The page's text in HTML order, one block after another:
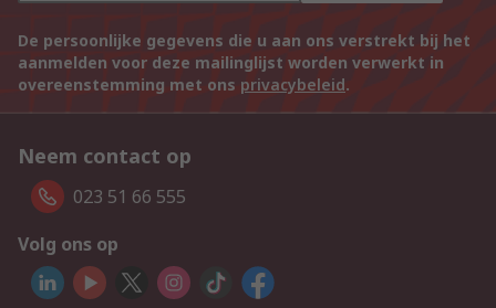
De persoonlijke gegevens die u aan ons verstrekt bij het
aanmelden voor deze mailinglijst worden verwerkt in
overeenstemming met ons privacybeleid.
Neem contact op
023 51 66 555
Volg ons op